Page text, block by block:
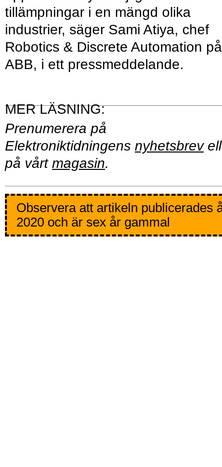
tillämpningar i en mängd olika
industrier, säger Sami Atiya, chef
Robotics & Discrete Automation på
ABB, i ett pressmeddelande.
Prenumerera på
Elektroniktidningens nyhetsbrev
på vårt magasin.
Observera att artikeln publicerades
2020 och är sex år gammal